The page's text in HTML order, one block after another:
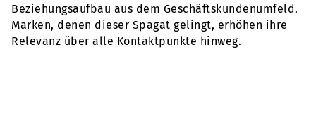
Beziehungsaufbau aus dem Geschäftskundenumfeld.
Marken, denen dieser Spagat gelingt, erhöhen ihre
Relevanz über alle Kontaktpunkte hinweg.